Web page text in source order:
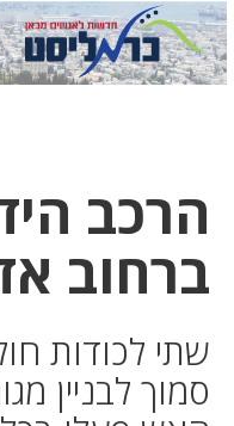
הרכב
ברחוב
שתי לכודות
סמוך לבניין